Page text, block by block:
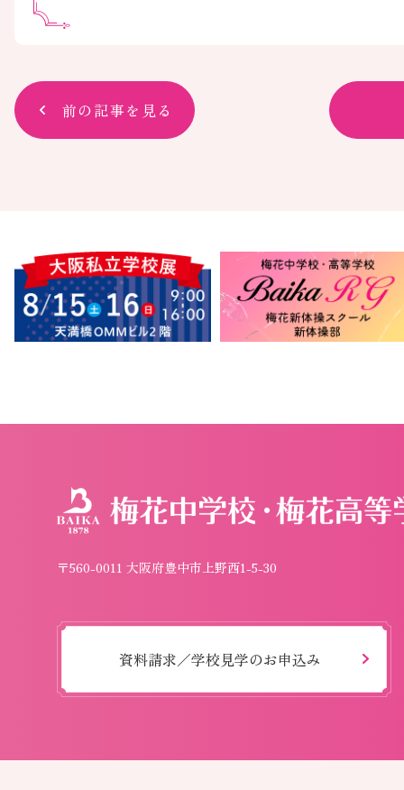
前の記事を見る
〒560-0011 大阪府豊中市上野西1-5-30
資料請求／学校見学のお申込み